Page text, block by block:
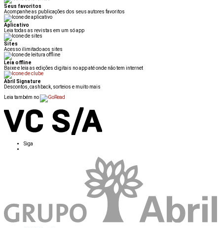
Seus favoritos
Acompanhe as publicações dos seus autores favoritos
Aplicativo
Leia todas as revistas em um só app
Sites
Acesso ilimitado aos sites
Leia offline
Baixe e leia as edições digitais no app até onde não tem internet
Abril Signature
Descontos, cashback, sorteios e muito mais
Leia também no
Siga